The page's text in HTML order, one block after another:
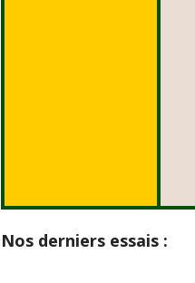
Nos derniers essais :